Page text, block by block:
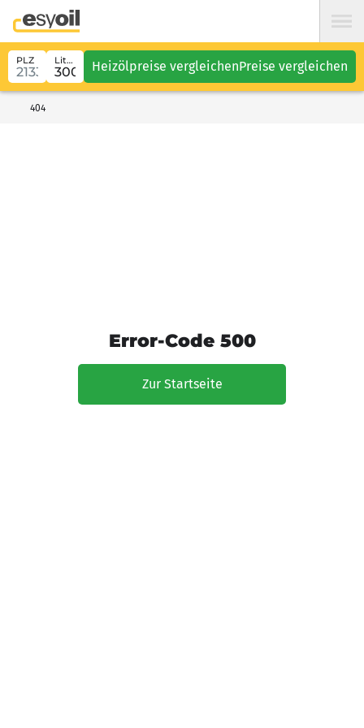
PLZ Liter Heizölpreise vergleichenPreise vergleichen
404
Error-Code 500
Zur Startseite